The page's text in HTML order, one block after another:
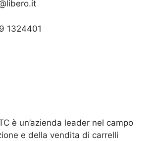
1324401
è un’azienda leader nel campo
e della vendita di carrelli